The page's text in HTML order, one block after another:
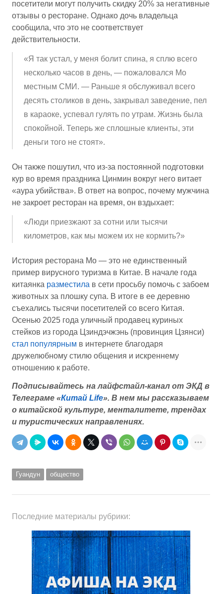
посетители могут получить скидку 20% за негативные
отзывы о ресторане. Однако дочь владельца
сообщила, что это не соответствует
действительности.
«Я так устал, у меня болит спина, я сплю всего
несколько часов в день, — пожаловался Мо
местным СМИ. — Раньше я обслуживал всего
десять столиков в день, закрывал заведение, пел
в караоке, успевал гулять по утрам. Жизнь была
спокойной. Теперь же сплошные клиенты, эти
деньги того не стоят».
Он также пошутил, что из-за постоянной подготовки
кур во время праздника Цинмин вокруг него витает
«аура убийства». В ответ на вопрос, почему мужчина
не закроет ресторан на время, он вздыхает:
«Люди приезжают за сотни или тысячи
километров, как мы можем их не кормить?»
История ресторана Мо — это не единственный
пример вирусного туризма в Китае. В начале года
китаянка разместила в сети просьбу помочь с забоем
животных за плошку супа. В итоге в ее деревню
съехались тысячи посетителей со всего Китая.
Осенью 2025 года уличный продавец куриных
стейков из города Цзиндэчжэнь (провинция Цзянси)
стал популярным в интернете благодаря
дружелюбному стилю общения и искреннему
отношению к работе.
Подписывайтесь на лайфстайл-канал от ЭКД в
Телеграме «Китай Life». В нем мы рассказываем
о китайской культуре, менталитете, трендах
и туристических направлениях.
Гуандун общество
Последние материалы рубрики: